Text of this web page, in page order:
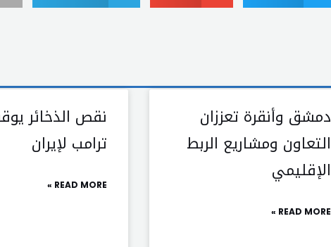
دمشق وأنقرة تعززان
التعاون ومشاريع الربط
الإقليمي
READ MORE »
نقص الذخائر
ترامب لإيران
READ MORE »